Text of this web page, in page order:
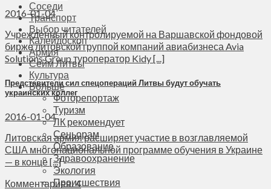
Соседи
Транспорт
Выбор читателей
Калейдоскоп
Армия
Сейм Литвы
Культура
Больше
Фоторепортаж
Туризм
ЛК рекомендует
Сеньорам
Образование
Здравоохранение
Экология
Происшествия
2016-01-04
Учрежденный контролируемой на Варшавской фондовой
бирже литовской группой компаний авиабизнеса Avia
Solutions Group туроператор Kidy [...]
Представители сил спецопераций Литвы будут обучать
украинских коллег
2016-01-04
Литовская армия расширяет участие в возглавляемой
США многонациональной программе обучения в Украине
— в конце [...]
Комментариев: 4